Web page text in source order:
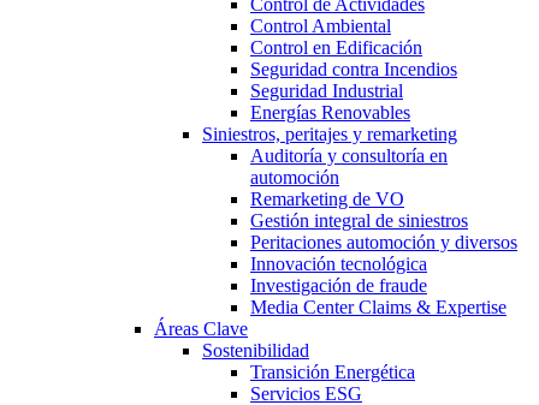
Control de Actividades
Control Ambiental
Control en Edificación
Seguridad contra Incendios
Seguridad Industrial
Energías Renovables
Siniestros, peritajes y remarketing
Auditoría y consultoría en
automoción
Remarketing de VO
Gestión integral de siniestros
Peritaciones automoción y diversos
Innovación tecnológica
Investigación de fraude
Media Center Claims & Expertise
Áreas Clave
Sostenibilidad
Transición Energética
Servicios ESG